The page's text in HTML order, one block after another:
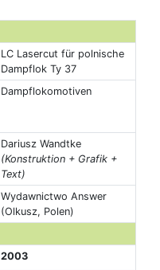
LC Lasercut für polnische
Dampflok Ty 37
Dampflokomotiven
Dariusz Wandtke
(Konstruktion + Grafik +
Text)
Wydawnictwo Answer
(Olkusz, Polen)
2003